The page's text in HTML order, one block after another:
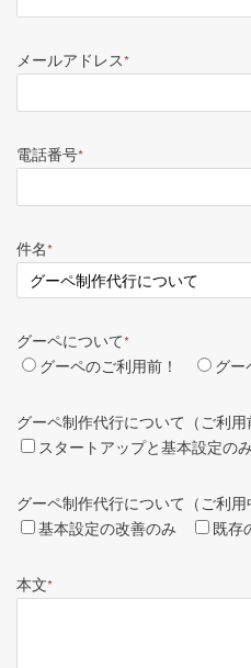
メールアドレス*
電話番号*
件名*
グーペについて*
グーペのご利用前！
グー
グーペ制作代行について（ご利用
スタートアップと基本設定のみ
グーペ制作代行について（ご利用
基本設定の改善のみ
既存
本文*